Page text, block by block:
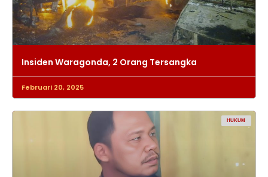
Insiden Waragonda, 2 Orang Tersangka
Februari 20, 2025
HUKUM